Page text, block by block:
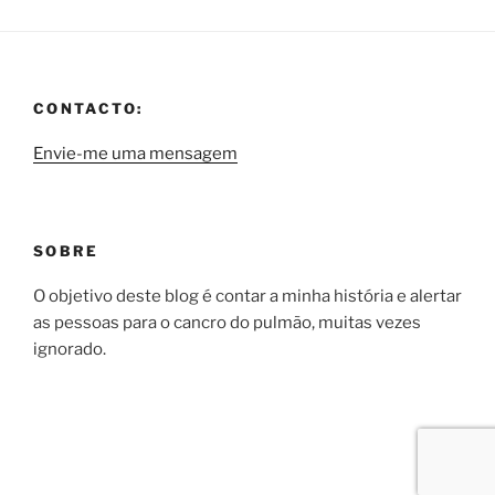
CONTACTO:
Envie-me uma mensagem
SOBRE
O objetivo deste blog é contar a minha história e alertar
as pessoas para o cancro do pulmão, muitas vezes
ignorado.